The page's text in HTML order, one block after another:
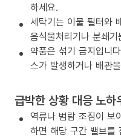
하세요.
세탁기는 이물 필터와
음식물처리기나 분쇄
약품은 섞기 금지입니
스가 발생하거나 배관
급박한 상황 대응 노하
역류나 범람 조짐이 보
하면 해당 구간 밸브를